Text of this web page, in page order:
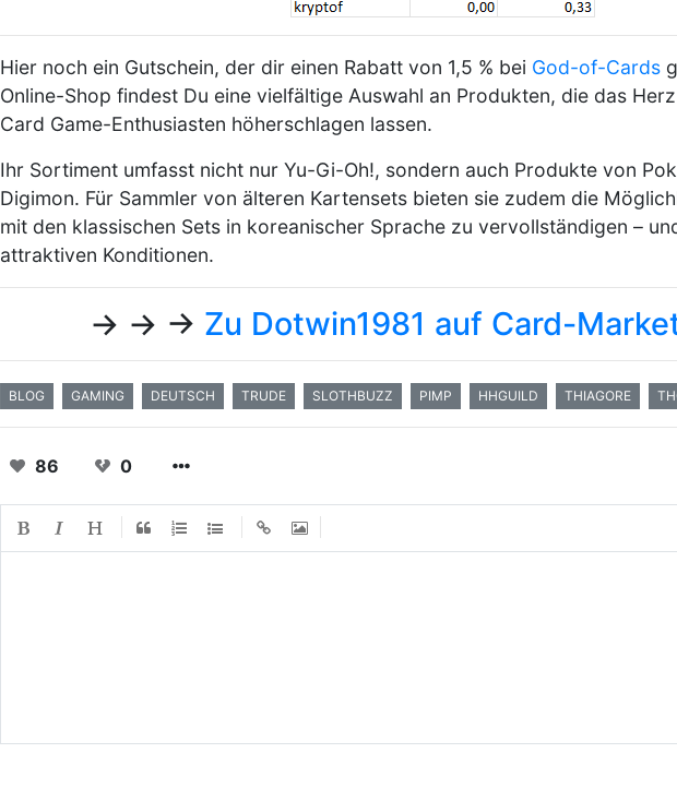
Hier noch ein Gutschein, der dir einen Rabatt von 1,5 % bei God-of-Cards
Online-Shop findest Du eine vielfältige Auswahl an Produkten, die das
Card Game-Enthusiasten höherschlagen lassen.
Ihr Sortiment umfasst nicht nur Yu-Gi-Oh!, sondern auch Produkte von
Digimon. Für Sammler von älteren Kartensets bieten sie zudem die
mit den klassischen Sets in koreanischer Sprache zu vervollständigen –
attraktiven Konditionen.
-> -> -> Zu Dotwin1981 auf Card-
BLOG GAMING DEUTSCH TRUDE SLOTHBUZZ PIMP HHGUILD THIAGORE
86 0